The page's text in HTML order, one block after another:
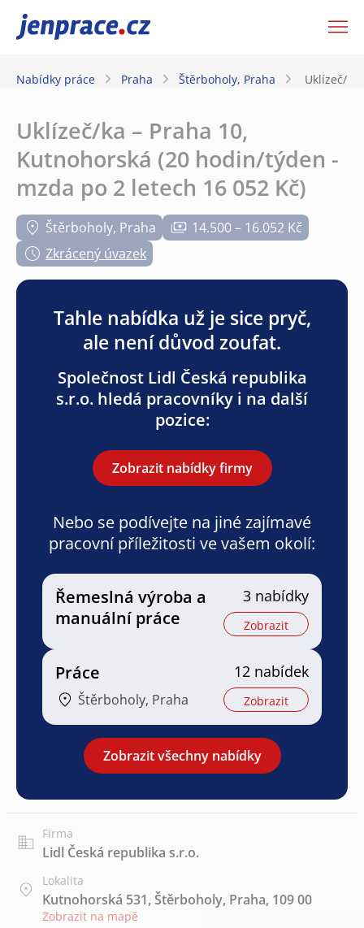
JenPráce.cz
Nabídky práce Praha Štěrboholy, Praha Uklízeč/ka
Uklízeč/ka – Praha 10,
Kutnohorská (20 hodin/týden -
mzda po 2 letech 16 052 Kč)
Štěrboholy, Praha
14.500 – 16.052 Kč
Zkrácený úvazek
Tahle nabídka už je sice pryč,
ale není důvod zoufat.
Společnost Lidl Česká republika
s.r.o. hledá pracovníky i na další
pozice:
Zobrazit nabídky firmy
Nebo se podívejte na jiné zajímavé
pracovní příležitosti ve vašem okolí:
Řemeslná výroba a
manuální práce
3 nabídky
Zobrazit
Práce
Štěrboholy, Praha
12 nabídek
Zobrazit
Zobrazit všechny nabídky
Firma
Lidl Česká republika s.r.o.
Lokalita
Kutnohorská 531, Štěrboholy, Praha, 109 00
Zobrazit na mapě